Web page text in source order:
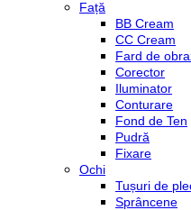
Față
BB Cream
CC Cream
Fard de
Corector
Iluminator
Conturare
Fond de Ten
Pudră
Fixare
Ochi
Tușuri de
Sprâncene